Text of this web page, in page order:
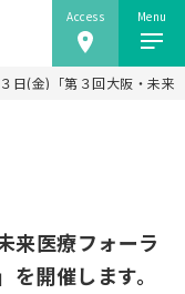
Access Menu
日(金)「第３回大阪・未来
来医療フォーラ
開催します。